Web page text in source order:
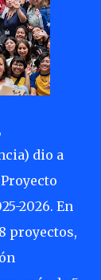
dio a
2026. En
proyectos,